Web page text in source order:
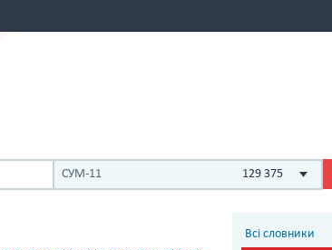
СУМ-11 129 375
Всі словники